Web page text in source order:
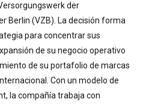
der
Berlin (VZB). La decisión forma
para concentrar sus
de su negocio operativo
de su portafolio de marcas
Con un modelo de
la compañía trabaja con